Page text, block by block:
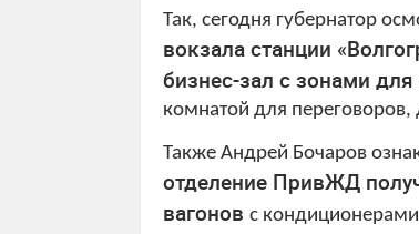
Так, сегодня губернатор
вокзала станции
бизнес-зал с зонами
комнатой для
Также Андрей Бочаров
отделение ПривЖД
вагонов с